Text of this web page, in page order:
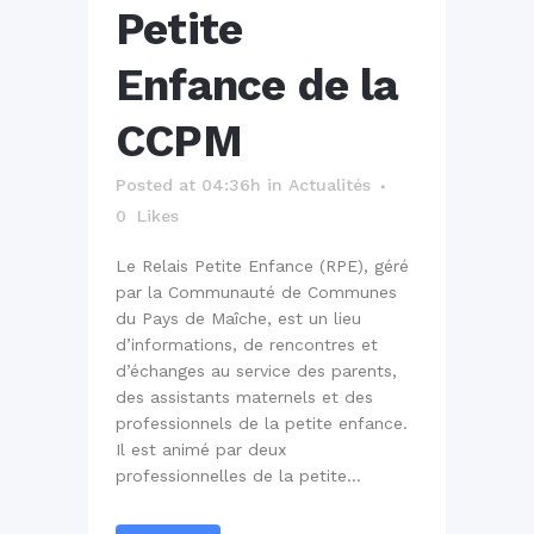
Petite
Enfance de la
CCPM
Posted at 04:36h in Actualités
0
Likes
Le Relais Petite Enfance (RPE), géré
par la Communauté de Communes
du Pays de Maîche, est un lieu
d’informations, de rencontres et
d’échanges au service des parents,
des assistants maternels et des
professionnels de la petite enfance.
Il est animé par deux
professionnelles de la petite...